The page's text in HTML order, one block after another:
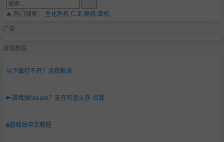
🔥 热门搜索： 生化危机仁王 联机单机
广告
游戏教程
🚀下载打不开？点我解决
🔑游戏弹Steam？无许可怎么办-点我
🌐游戏改中文教程